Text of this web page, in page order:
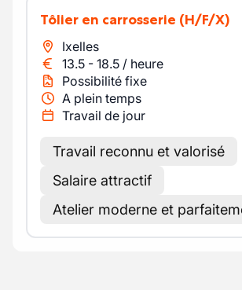
Tôlier en carrosserie (H/F/X)
Ixelles
13.5 - 18.5 / heure
Possibilité fixe
A plein temps
Travail de jour
Travail reconnu et valorisé
Salaire attractif
Atelier moderne et